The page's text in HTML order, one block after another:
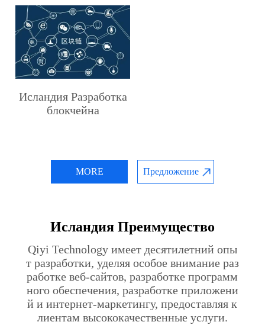
Исландия Разработка
блокчейна
MORE Предложение
Исландия Преимущество
Qiyi Technology имеет десятилетний опы
т разработки, уделяя особое внимание раз
работке веб-сайтов, разработке программ
ного обеспечения, разработке приложени
й и интернет-маркетингу, предоставляя к
лиентам высококачественные услуги.